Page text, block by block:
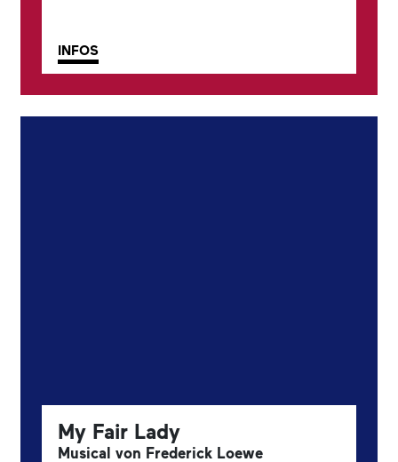
INFOS
My Fair Lady
Musical von Frederick Loewe